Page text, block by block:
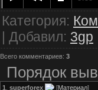
Категория:
| Добавил: 3gp
Всего комментариев: 3
Порядок
1 superforex [Материал]